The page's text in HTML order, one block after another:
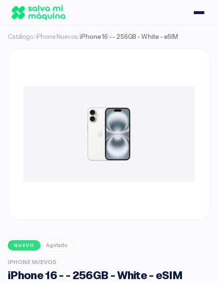
Catálogo/ iPhone Nuevos/iPhone 16 - - 256GB - White - eSIM
NUEVO Agotado
IPHONE NUEVOS
iPhone 16 - - 256GB - White - eSIM